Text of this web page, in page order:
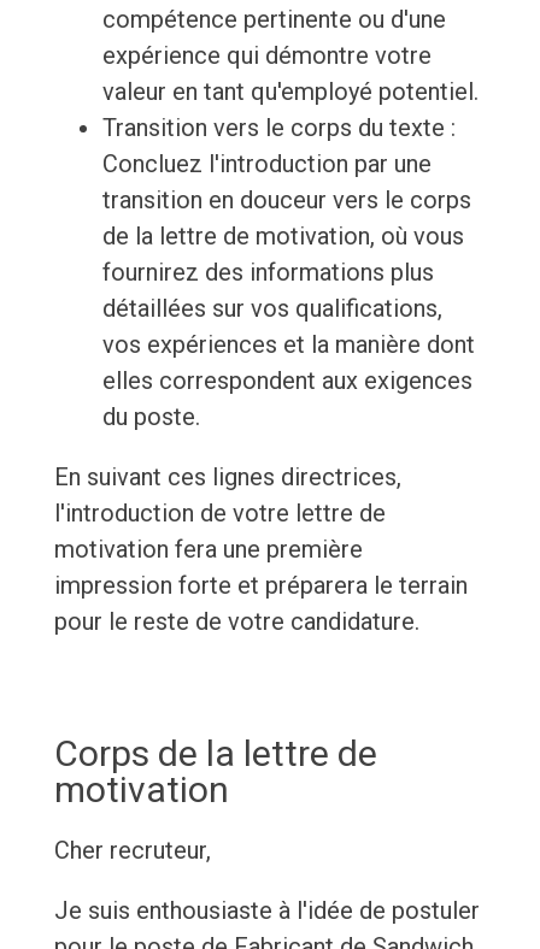
compétence pertinente ou d'une
expérience qui démontre votre
valeur en tant qu'employé potentiel.
Transition vers le corps du texte :
Concluez l'introduction par une
transition en douceur vers le corps
de la lettre de motivation, où vous
fournirez des informations plus
détaillées sur vos qualifications,
vos expériences et la manière dont
elles correspondent aux exigences
du poste.
En suivant ces lignes directrices,
l'introduction de votre lettre de
motivation fera une première
impression forte et préparera le terrain
pour le reste de votre candidature.
Corps de la lettre de
motivation
Cher recruteur,
Je suis enthousiaste à l'idée de postuler